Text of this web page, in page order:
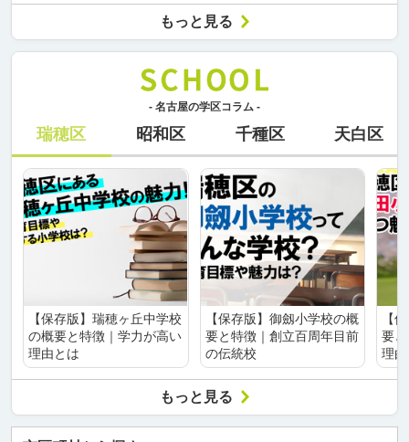
もっと見る
- 名古屋の学区コラム -
瑞穂区 昭和区 千種区 天白区
【保存版】瑞穂ヶ丘中学校
の概要と特徴｜学力が高い
理由とは
【保存版】御劔小学校の概
要と特徴｜創立百周年目前
の伝統校
【
要
理
もっと見る